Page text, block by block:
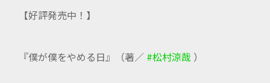
【好評発売中！】
『僕が僕をやめる日』（著／ #松村涼哉 ）